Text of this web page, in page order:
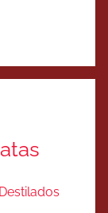
Destilados